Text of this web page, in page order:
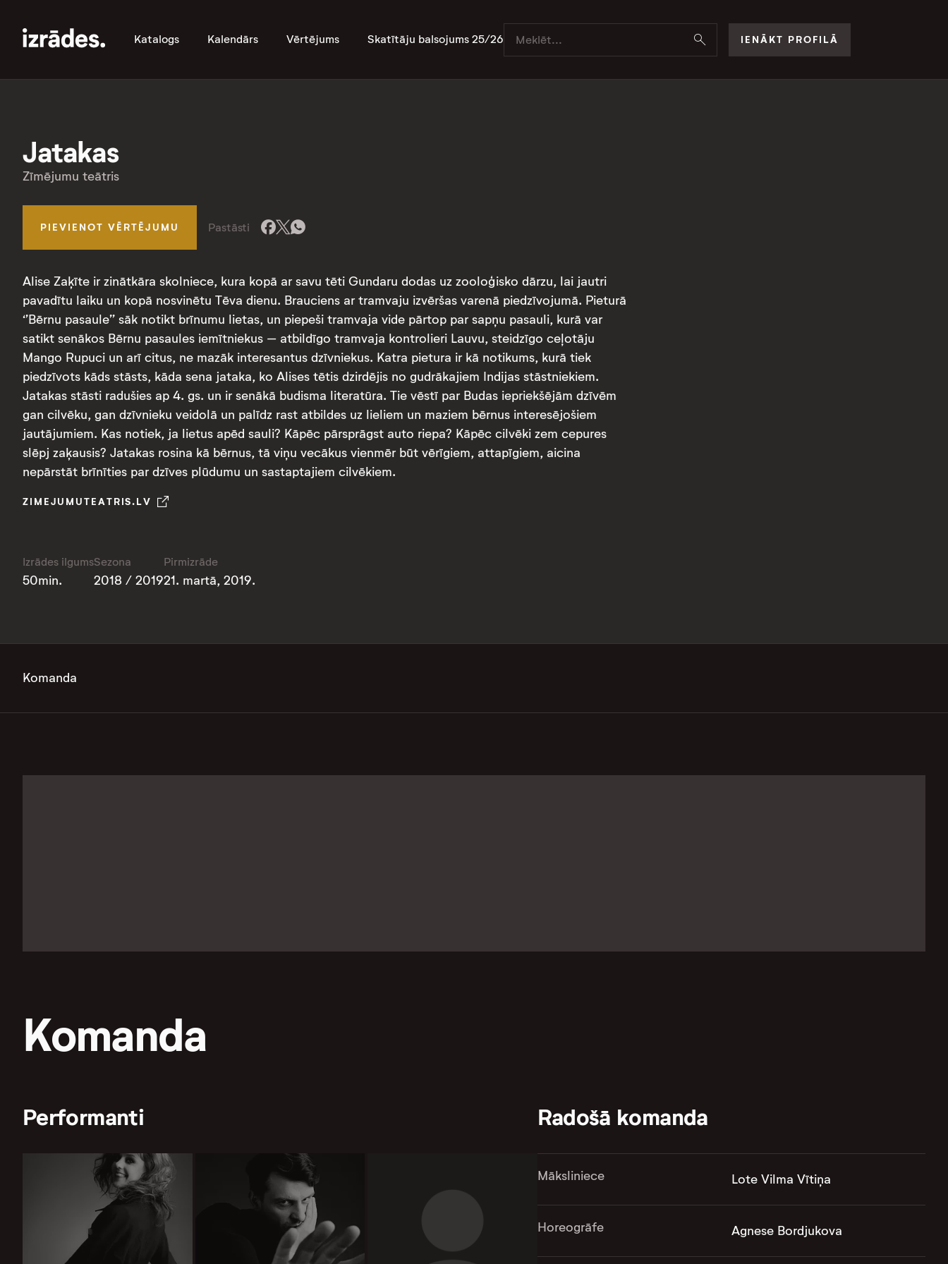
Katalogs Kalendārs Vērtējums Skatītāju balsojums 25/26 IENĀKT PROFILĀ
Jatakas
Zīmējumu teātris
PIEVIENOT VĒRTĒJUMU Pastāsti
Alise Zaķīte ir zinātkāra skolniece, kura kopā ar savu tēti Gundaru dodas uz zooloģisko dārzu, lai jautri
pavadītu laiku un kopā nosvinētu Tēva dienu. Brauciens ar tramvaju izvēršas varenā piedzīvojumā. Pieturā
‘’Bērnu pasaule’’ sāk notikt brīnumu lietas, un piepeši tramvaja vide pārtop par sapņu pasauli, kurā var
satikt senākos Bērnu pasaules iemītniekus – atbildīgo tramvaja kontrolieri Lauvu, steidzīgo ceļotāju
Mango Rupuci un arī citus, ne mazāk interesantus dzīvniekus. Katra pietura ir kā notikums, kurā tiek
piedzīvots kāds stāsts, kāda sena jataka, ko Alises tētis dzirdējis no gudrākajiem Indijas stāstniekiem.
Jatakas stāsti radušies ap 4. gs. un ir senākā budisma literatūra. Tie vēstī par Budas iepriekšējām dzīvēm
gan cilvēku, gan dzīvnieku veidolā un palīdz rast atbildes uz lieliem un maziem bērnus interesējošiem
jautājumiem. Kas notiek, ja lietus apēd sauli? Kāpēc pārsprāgst auto riepa? Kāpēc cilvēki zem cepures
slēpj zaķausis? Jatakas rosina kā bērnus, tā viņu vecākus vienmēr būt vērīgiem, attapīgiem, aicina
nepārstāt brīnīties par dzīves plūdumu un sastaptajiem cilvēkiem.
ZIMEJUMUTEATRIS.LV
Izrādes ilgums
50min.
Sezona
2018 / 2019
Pirmizrāde
21. martā, 2019.
Komanda
Komanda
Performanti Radošā komanda
Māksliniece Lote Vilma Vītiņa
Horeogrāfe Agnese Bordjukova